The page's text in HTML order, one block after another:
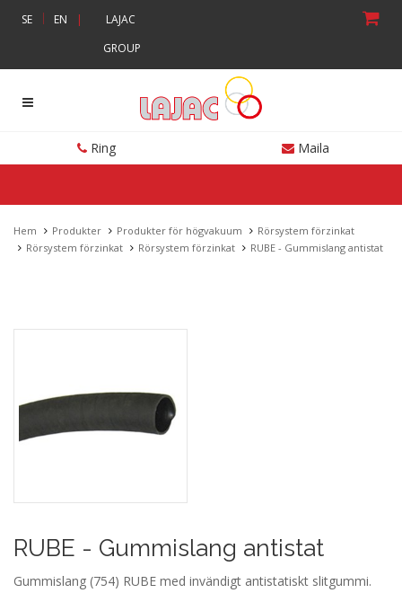
SE | EN |
LAJAC
GROUP
Ring Maila
Hem Produkter Produkter för högvakuum
Rörsystem förzinkat
Rörsystem förzinkat
Rörsystem förzinkat RUBE - Gummislang antistat
RUBE - Gummislang antistat
Gummislang (754) RUBE med invändigt antistatiskt slitgummi.